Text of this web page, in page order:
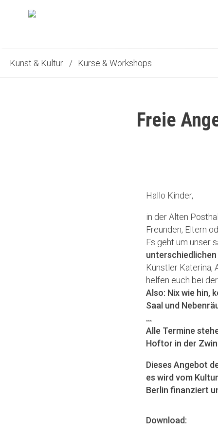
Kunst & Kultur / Kurse & Workshops
Freie
Hallo Kinder,
in der Alten
Freunden, Eltern
Es geht um unser
Künstler Katerina,
helfen euch bei
Also: Nix wie hin,
Saal und
...
Alle Termine
Hoftor in der
Dieses Angebot
es wird vom
Berlin finanziert
Download: